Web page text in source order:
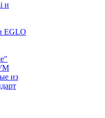
и
EGLO
из